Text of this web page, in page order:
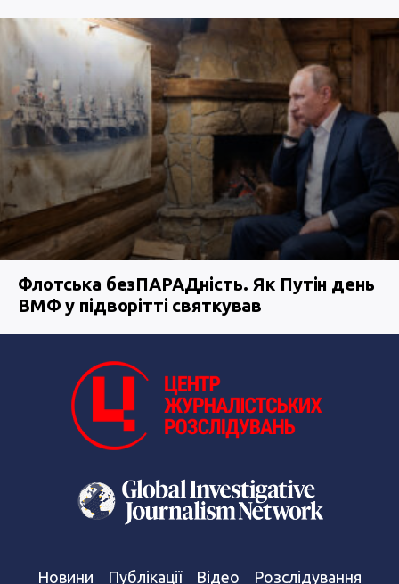
Флотська безПАРАДність. Як Путін день
ВМФ у підворітті святкував
Новини Публікації Відео
Розслідування